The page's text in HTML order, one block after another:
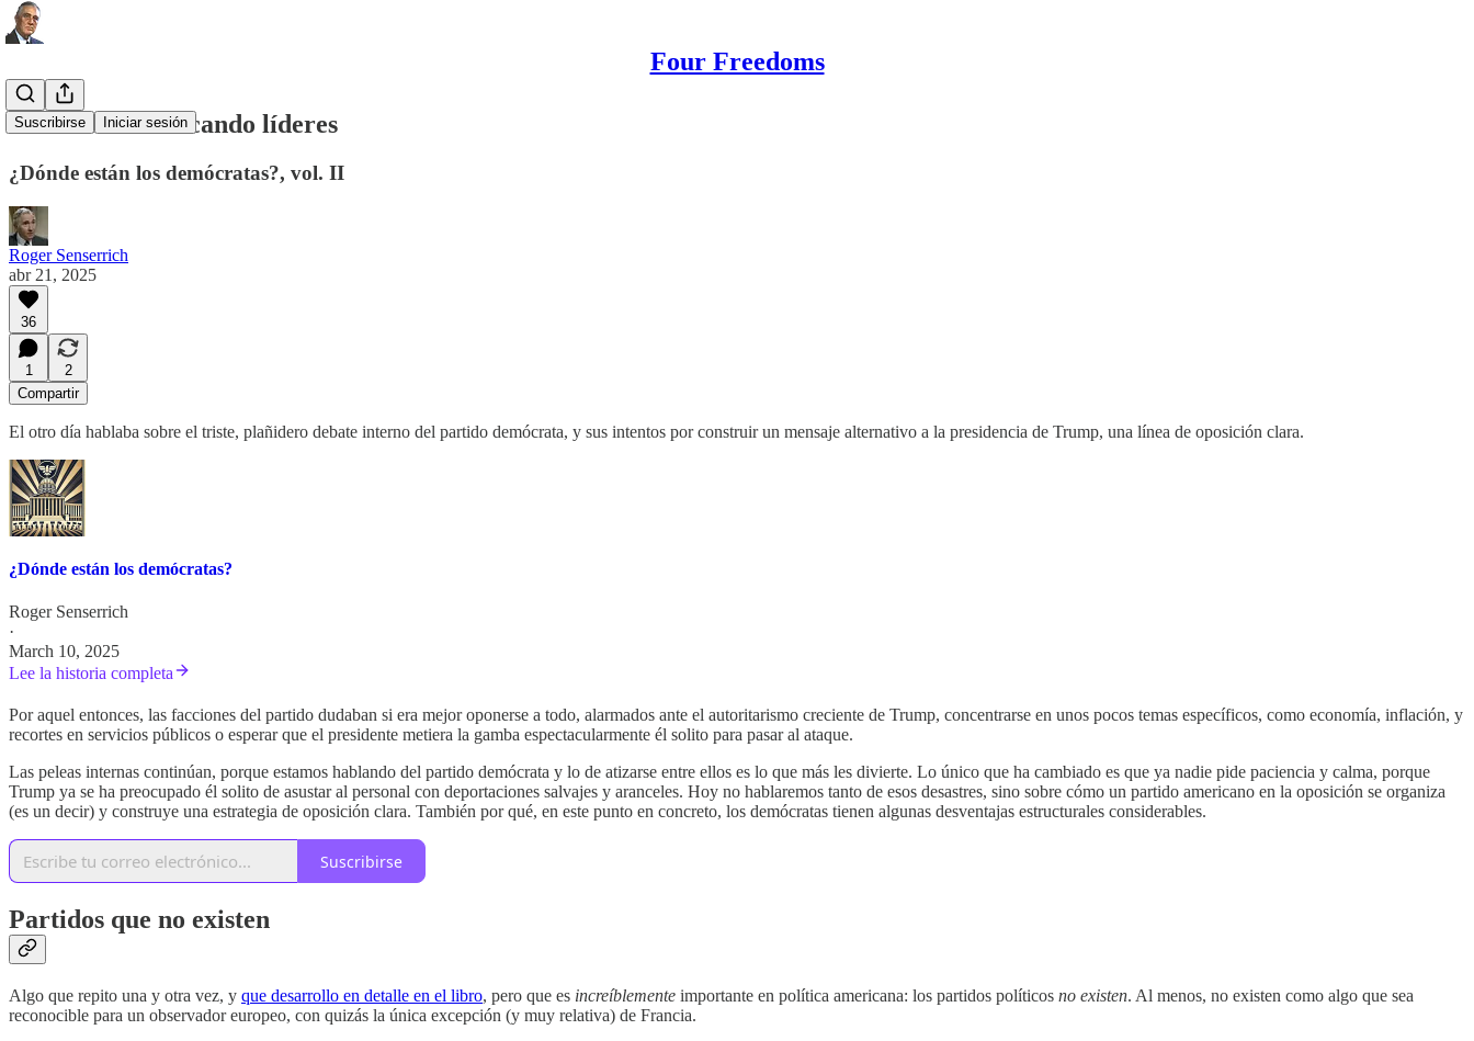
Four Freedoms
Suscribirse Iniciar sesión
Demócratas buscando líderes
¿Dónde están los demócratas?, vol. II
Roger Senserrich
abr 21, 2025
36
1
2
Compartir
El otro día hablaba sobre el triste, plañidero debate interno del partido demócrata, y sus intentos por construir un mensaje alternativo a la presidencia de Trump, una línea de oposición clara.
¿Dónde están los demócratas?
Roger Senserrich
·
March 10, 2025
Lee la historia completa
Por aquel entonces, las facciones del partido dudaban si era mejor oponerse a todo, alarmados ante el autoritarismo creciente de Trump, concentrarse en unos pocos temas específicos, como economía, inflación, y
recortes en servicios públicos o esperar que el presidente metiera la gamba espectacularmente él solito para pasar al ataque.
Las peleas internas continúan, porque estamos hablando del partido demócrata y lo de atizarse entre ellos es lo que más les divierte. Lo único que ha cambiado es que ya nadie pide paciencia y calma, porque
Trump ya se ha preocupado él solito de asustar al personal con deportaciones salvajes y aranceles. Hoy no hablaremos tanto de esos desastres, sino sobre cómo un partido americano en la oposición se organiza
(es un decir) y construye una estrategia de oposición clara. También por qué, en este punto en concreto, los demócratas tienen algunas desventajas estructurales considerables.
Suscribirse
Partidos que no existen
Algo que repito una y otra vez, y que desarrollo en detalle en el libro, pero que es increíblemente importante en política americana: los partidos políticos no existen. Al menos, no existen como algo que sea
reconocible para un observador europeo, con quizás la única excepción (y muy relativa) de Francia.